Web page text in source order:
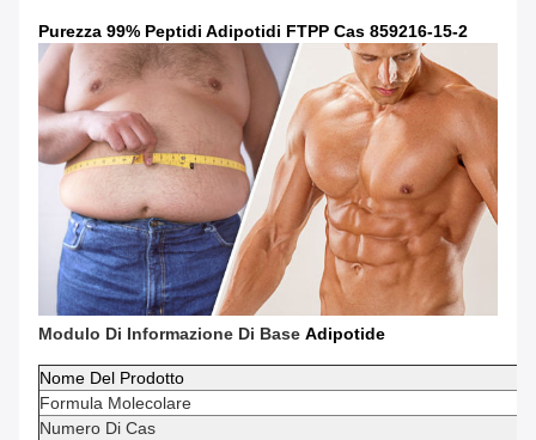
Purezza 99% Peptidi Adipotidi FTPP Cas 859216-15-2
Modulo Di Informazione Di Base Adipotide
Nome Del Prodotto
Formula Molecolare
Numero Di Cas